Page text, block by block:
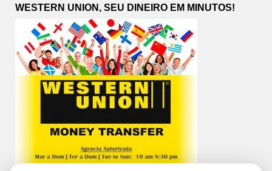
WESTERN UNION, SEU DINEIRO EM MINUTOS!